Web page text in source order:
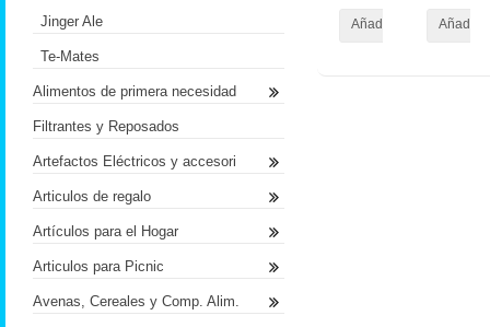
Añadir al CarritoAñadir
Jinger Ale
Te-Mates
Alimentos de primera necesidad
Filtrantes y Reposados
Artefactos Eléctricos y accesori
Articulos de regalo
Artículos para el Hogar
Articulos para Picnic
Avenas, Cereales y Comp. Alim.